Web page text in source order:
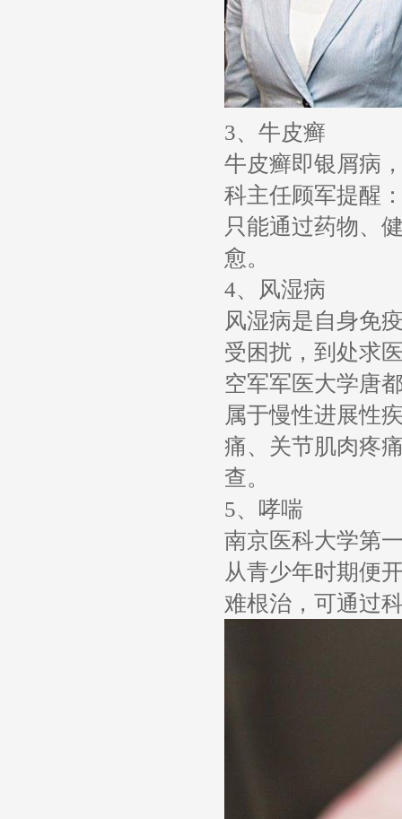
3、牛皮癣
牛皮癣即银屑病
科主任顾军提醒
只能通过药物、
愈。
4、风湿病
风湿病是自身免
受困扰，到处求
空军军医大学唐
属于慢性进展性
痛、关节肌肉疼
查。
5、哮喘
南京医科大学第
从青少年时期便
难根治，可通过